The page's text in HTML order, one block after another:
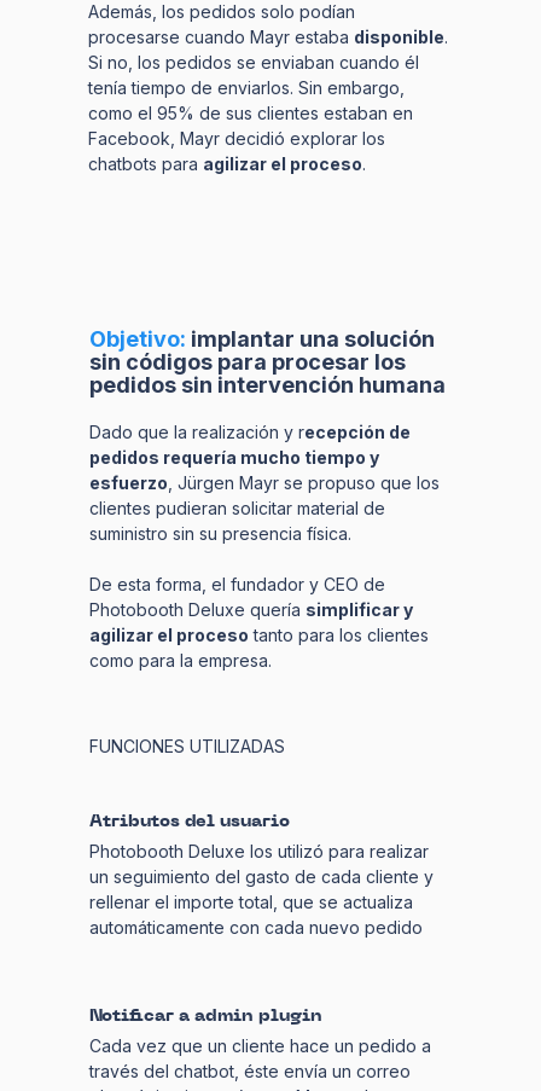
Además, los pedidos solo podían
procesarse cuando Mayr estaba disponible.
Si no, los pedidos se enviaban cuando él
tenía tiempo de enviarlos. Sin embargo,
como el 95% de sus clientes estaban en
Facebook, Mayr decidió explorar los
chatbots para agilizar el proceso.
Dado que la realización y recepción de
pedidos requería mucho tiempo y
esfuerzo , Jürgen Mayr se propuso que los
clientes pudieran solicitar material de
suministro sin su presencia física.
De esta forma, el fundador y CEO de
Photobooth Deluxe quería simplificar y
agilizar el proceso tanto para los clientes
como para la empresa.
Objetivo: implantar una solución
sin códigos para procesar los
pedidos sin intervención humana
FUNCIONES UTILIZADAS
Atributos del usuario
Photobooth Deluxe los utilizó para realizar
un seguimiento del gasto de cada cliente y
rellenar el importe total, que se actualiza
automáticamente con cada nuevo pedido
Notificar a admin plugin
Cada vez que un cliente hace un pedido a
través del chatbot, éste envía un correo